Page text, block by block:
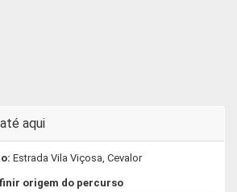
aqui
Estrada Vila Viçosa, Cevalor
origem do percurso